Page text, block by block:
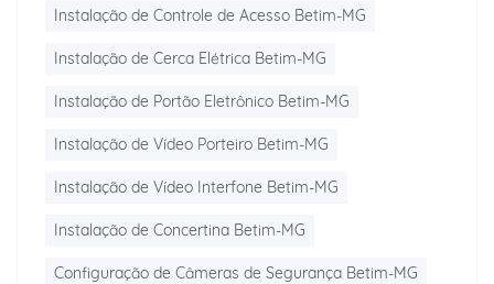
Instalação de Controle de Acesso Betim-MG
Instalação de Cerca Elétrica Betim-MG
Instalação de Portão Eletrônico Betim-MG
Instalação de Vídeo Porteiro Betim-MG
Instalação de Vídeo Interfone Betim-MG
Instalação de Concertina Betim-MG
Configuração de Câmeras de Segurança Betim-MG